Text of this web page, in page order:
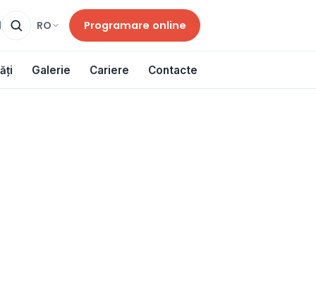
RO Programare online
Galerie Cariere Contacte